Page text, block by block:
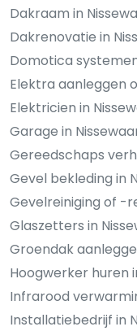
Dakraam in
Dakrenovatie in
Domotica
Elektra aanleggen
Elektricien in
Garage in
Gereedschaps
Gevel bekleding in
Gevelreiniging of -
Glaszetters in
Groendak
Hoogwerker huren
Infrarood
Installatiebedrijf in